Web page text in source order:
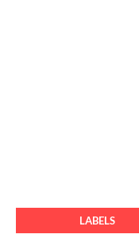
LABELS